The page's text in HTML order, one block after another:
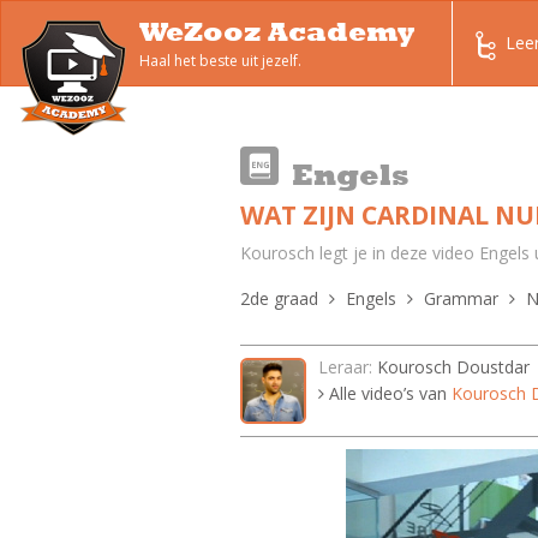
WeZooz Academy
Haal het beste uit jezelf.
Engels
WAT ZIJN CARDINAL
Kourosch legt je in deze video
2de graad
Engels Grammar
Leraar: Kourosch Doustdar
Alle video’s van Kourosch